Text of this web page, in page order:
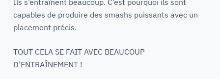
Ils s’entraînent beaucoup. C’est pourquoi ils sont
capables de produire des smashs puissants avec un
placement précis.
TOUT CELA SE FAIT AVEC BEAUCOUP
D’ENTRAÎNEMENT !